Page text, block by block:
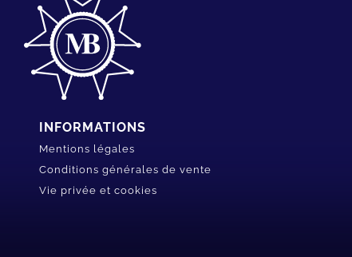
INFORMATIONS
Mentions légales
Conditions générales de vente
Vie privée et cookies